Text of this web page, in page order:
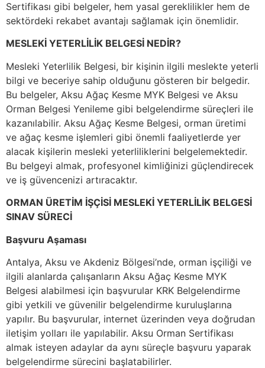
Sertifikası gibi belgeler, hem yasal gereklilikler hem de
sektördeki rekabet avantajı sağlamak için önemlidir.
MESLEKİ YETERLİLİK BELGESİ NEDİR?
Mesleki Yeterlilik Belgesi, bir kişinin ilgili meslekte yeterli
bilgi ve beceriye sahip olduğunu gösteren bir belgedir.
Bu belgeler, Aksu Ağaç Kesme MYK Belgesi ve Aksu
Orman Belgesi Yenileme gibi belgelendirme süreçleri ile
kazanılabilir. Aksu Ağaç Kesme Belgesi, orman üretimi
ve ağaç kesme işlemleri gibi önemli faaliyetlerde yer
alacak kişilerin mesleki yeterliliklerini belgelemektedir.
Bu belgeyi almak, profesyonel kimliğinizi güçlendirecek
ve iş güvencenizi artıracaktır.
ORMAN ÜRETİM İŞÇİSİ MESLEKİ YETERLİLİK BELGESİ
SINAV SÜRECİ
Başvuru Aşaması
Antalya, Aksu ve Akdeniz Bölgesi’nde, orman işçiliği ve
ilgili alanlarda çalışanların Aksu Ağaç Kesme MYK
Belgesi alabilmesi için başvurular KRK Belgelendirme
gibi yetkili ve güvenilir belgelendirme kuruluşlarına
yapılır. Bu başvurular, internet üzerinden veya doğrudan
iletişim yolları ile yapılabilir. Aksu Orman Sertifikası
almak isteyen adaylar da aynı süreçle başvuru yaparak
belgelendirme sürecini başlatabilirler.